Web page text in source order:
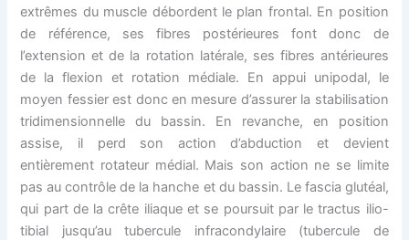
extrêmes du muscle débordent le plan frontal. En position
de référence, ses fibres postérieures font donc de
l’extension et de la rotation latérale, ses fibres antérieures
de la flexion et rotation médiale. En appui unipodal, le
moyen fessier est donc en mesure d’assurer la stabilisation
tridimensionnelle du bassin. En revanche, en position
assise, il perd son action d’abduction et devient
entièrement rotateur médial. Mais son action ne se limite
pas au contrôle de la hanche et du bassin. Le fascia glutéal,
qui part de la crête iliaque et se poursuit par le tractus ilio-
tibial jusqu’au tubercule infracondylaire (tubercule de